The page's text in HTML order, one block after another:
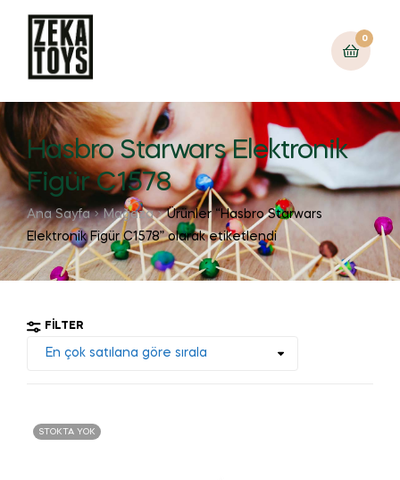
0
Hasbro Starwars Elektronik
Figür C1578
Ana Sayfa Mağaza
Ürünler “Hasbro Starwars
Elektronik Figür C1578” olarak etiketlendi
FILTER
STOKTA YOK